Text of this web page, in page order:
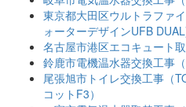
東京都大田区ウルトラファ
ォーターデザインUFB
名古屋市港区エコキュート
鈴鹿市電機温水器交換工事
尾張旭市トイレ交換工事（
コットF3）